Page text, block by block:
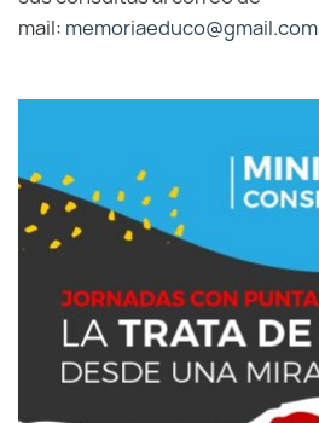
mail: memoriaeduco@gmail.com